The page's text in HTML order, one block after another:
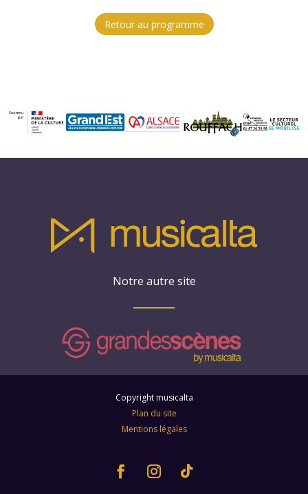
Retour au programme
Notre autre site
Copyright musicalta
Plan du site
Mentions légales